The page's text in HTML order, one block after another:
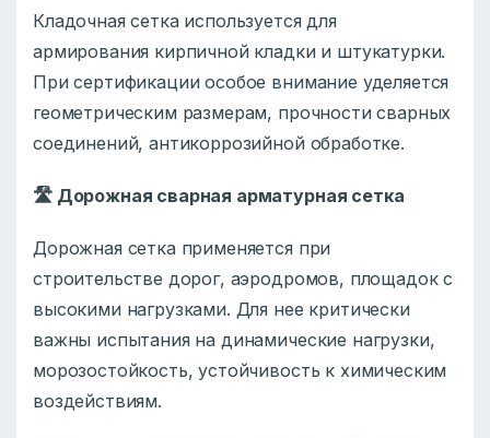
Кладочная сетка используется для
армирования кирпичной кладки и штукатурки.
При сертификации особое внимание уделяется
геометрическим размерам, прочности сварных
соединений, антикоррозийной обработке.
🛣️Дорожная сварная арматурная сетка
Дорожная сетка применяется при
строительстве дорог, аэродромов, площадок с
высокими нагрузками. Для нее критически
важны испытания на динамические нагрузки,
морозостойкость, устойчивость к химическим
воздействиям.